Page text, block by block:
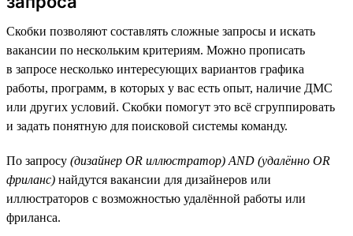
Скобки позволяют составлять сложные запросы и искать
вакансии по нескольким критериям. Можно прописать
в запросе несколько интересующих вариантов графика
работы, программ, в которых у вас есть опыт, наличие ДМС
или других условий. Скобки помогут это всё сгруппировать
и задать понятную для поисковой системы команду.
По запросу (дизайнер OR иллюстратор) AND (удалённо OR
фриланс) найдутся вакансии для дизайнеров или
иллюстраторов с возможностью удалённой работы или
фриланса.